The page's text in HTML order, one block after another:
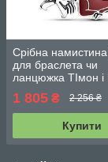
Срібна
для браслета чи
ланцюжка ТІмон
1 805 ₴ 2 256 ₴
Купити